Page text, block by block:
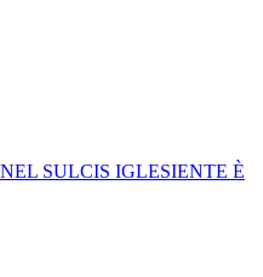
SULCIS IGLESIENTE È